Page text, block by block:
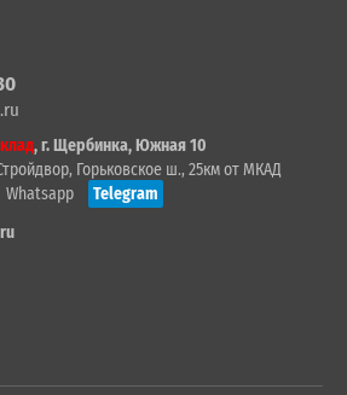
, г. Щербинка, Южная 10
Горьковское ш., 25км от МКАД
Whatsapp
Telegram